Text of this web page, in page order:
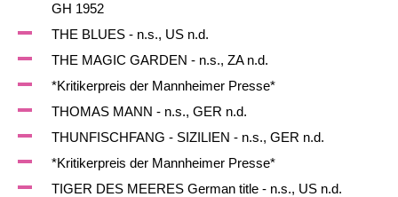
GH 1952
THE BLUES - n.s., US n.d.
THE MAGIC GARDEN - n.s., ZA n.d.
*Kritikerpreis der Mannheimer Presse*
THOMAS MANN - n.s., GER n.d.
THUNFISCHFANG - SIZILIEN - n.s., GER n.d.
*Kritikerpreis der Mannheimer Presse*
TIGER DES MEERES German title - n.s., US n.d.